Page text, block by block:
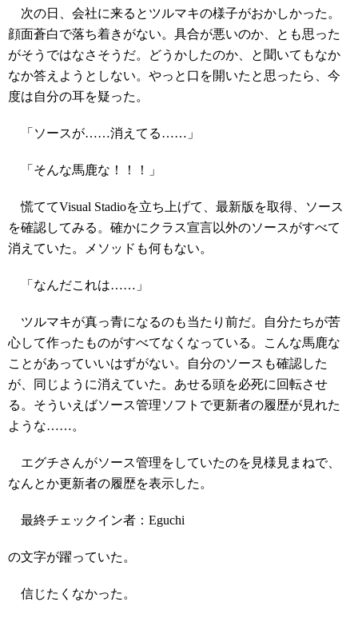
次の日、会社に来るとツルマキの様子がおかしかった。
顔面蒼白で落ち着きがない。具合が悪いのか、とも思った
がそうではなさそうだ。どうかしたのか、と聞いてもなか
なか答えようとしない。やっと口を開いたと思ったら、今
度は自分の耳を疑った。
「ソースが……消えてる……」
「そんな馬鹿な！！！」
慌ててVisual Stadioを立ち上げて、最新版を取得、ソース
を確認してみる。確かにクラス宣言以外のソースがすべて
消えていた。メソッドも何もない。
「なんだこれは……」
ツルマキが真っ青になるのも当たり前だ。自分たちが苦
心して作ったものがすべてなくなっている。こんな馬鹿な
ことがあっていいはずがない。自分のソースも確認した
が、同じように消えていた。あせる頭を必死に回転させ
る。そういえばソース管理ソフトで更新者の履歴が見れた
ような……。
エグチさんがソース管理をしていたのを見様見まねで、
なんとか更新者の履歴を表示した。
最終チェックイン者：Eguchi
の文字が躍っていた。
信じたくなかった。